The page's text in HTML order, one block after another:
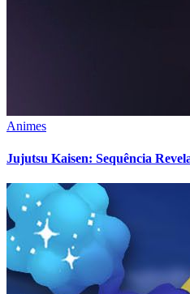
Animes
Jujutsu Kaisen: Sequência